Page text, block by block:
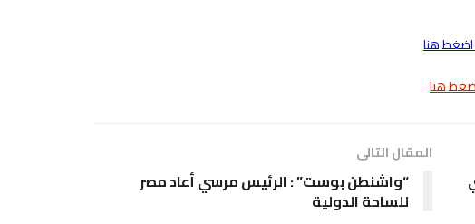
اضغط هنا
اضغط هنا
المقال التالى
“واشنطن بوست” : الرئيس مرسي أعاد مصر
للساحة الدولية